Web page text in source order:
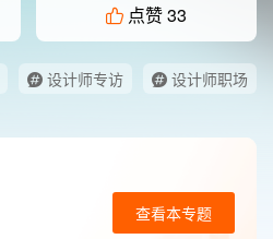
点赞33
设计师专访
设计师职场
查看本专题